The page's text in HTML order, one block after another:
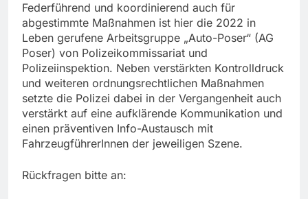
Federführend und koordinierend auch für
abgestimmte Maßnahmen ist hier die 2022 in
Leben gerufene Arbeitsgruppe „Auto-Poser“ (AG
Poser) von Polizeikommissariat und
Polizeiinspektion. Neben verstärkten Kontrolldruck
und weiteren ordnungsrechtlichen Maßnahmen
setzte die Polizei dabei in der Vergangenheit auch
verstärkt auf eine aufklärende Kommunikation und
einen präventiven Info-Austausch mit
FahrzeugführerInnen der jeweiligen Szene.
Rückfragen bitte an: